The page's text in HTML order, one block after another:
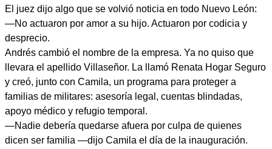
El juez dijo algo que se volvió noticia en todo Nuevo León:
—No actuaron por amor a su hijo. Actuaron por codicia y
desprecio.
Andrés cambió el nombre de la empresa. Ya no quiso que
llevara el apellido Villaseñor. La llamó Renata Hogar Seguro
y creó, junto con Camila, un programa para proteger a
familias de militares: asesoría legal, cuentas blindadas,
apoyo médico y refugio temporal.
—Nadie debería quedarse afuera por culpa de quienes
dicen ser familia —dijo Camila el día de la inauguración.